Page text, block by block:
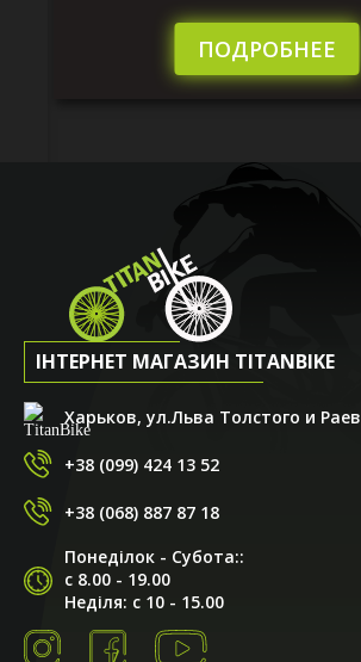
ПОДРОБНЕЕ
ІНТЕРНЕТ МАГАЗИН TITANBIKE
Харьков, ул.Льва Толстого и
+38 (099) 424 13 52
+38 (068) 887 87 18
Понеділок - Субота::
с 8.00 - 19.00
Неділя: с 10 - 15.00